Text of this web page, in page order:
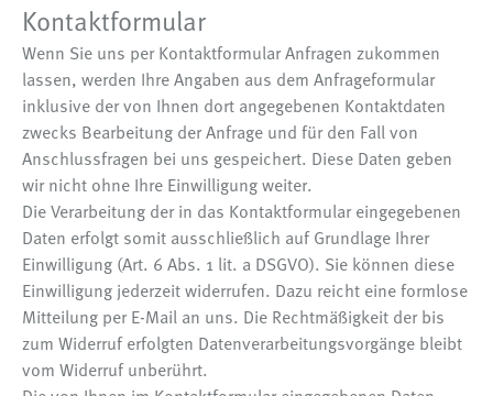
Kontaktformular
Wenn Sie uns per Kontaktformular Anfragen zukommen
lassen, werden Ihre Angaben aus dem Anfrageformular
inklusive der von Ihnen dort angegebenen Kontaktdaten
zwecks Bearbeitung der Anfrage und für den Fall von
Anschlussfragen bei uns gespeichert. Diese Daten geben
wir nicht ohne Ihre Einwilligung weiter.
Die Verarbeitung der in das Kontaktformular eingegebenen
Daten erfolgt somit ausschließlich auf Grundlage Ihrer
Einwilligung (Art. 6 Abs. 1 lit. a DSGVO). Sie können diese
Einwilligung jederzeit widerrufen. Dazu reicht eine formlose
Mitteilung per E-Mail an uns. Die Rechtmäßigkeit der bis
zum Widerruf erfolgten Datenverarbeitungsvorgänge bleibt
vom Widerruf unberührt.